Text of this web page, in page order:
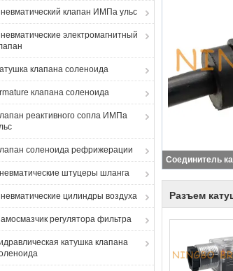
клапан ИМПа ульс
электромагнитный
клапана соленоида
клапана соленоида
реактивного сопла ИМПа
соленоида рефрижерации
штуцеры шланга
цилиндры воздуха
регулятора фильтра
катушка клапана
Разъем